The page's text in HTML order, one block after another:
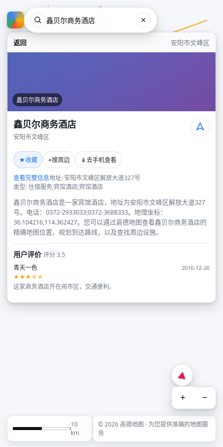
返回 安阳市文峰区
鑫贝尔商务酒店
鑫贝尔商务酒店
安阳市文峰区
★收藏 ⌖搜周边 📱 去手机查看
查看完整信息地址: 安阳市文峰区解放大道327号
类型: 住宿服务;宾馆酒店;宾馆酒店
鑫贝尔商务酒店是一家宾馆酒店，地址为安阳市文峰区解放大道327
号。电话：0372-2933033;0372-3688333。地理坐标：
36.104216,114.362427。您可以通过高德地图查看鑫贝尔商务酒店的
精确地图位置、规划到达路线，以及查找周边设施。
用户评价评分 3.5
青天一色
2016-12-20
★★★☆☆
这家商务酒店开在闹市区，交通便利。
+ −
10
km
© 2026 高德地图 · 为您提供准确的地图服
务